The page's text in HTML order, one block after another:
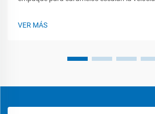
automático frente a empaque manual de
VER MÁS